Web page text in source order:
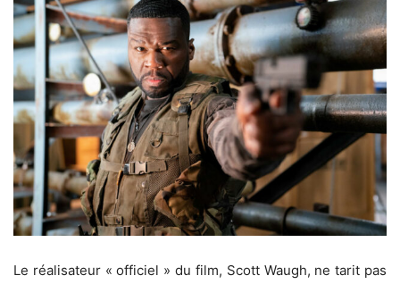
Le réalisateur « officiel » du film, Scott Waugh, ne tarit pas